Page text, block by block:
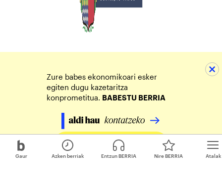
Gaur Atalak
Azken berriak Entzun BERRIA Nire BERRIA
Zure babes ekonomikoari esker
egiten dugu kazetaritza
konprometitua. BABESTU BERRIA
Egin zure ekarpena